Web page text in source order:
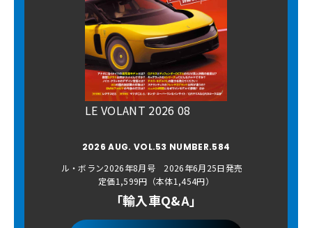
LE VOLANT 2026 08
2026 AUG. VOL.53 NUMBER.584
ル・ボラン2026年8月号 2026年6月25日発売
定価1,599円（本体1,454円）
「輸入車Q&A」